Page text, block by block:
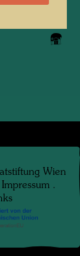
Wien
Impressum .